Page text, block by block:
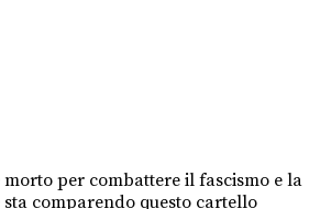
per combattere il fascismo e la
comparendo questo cartello